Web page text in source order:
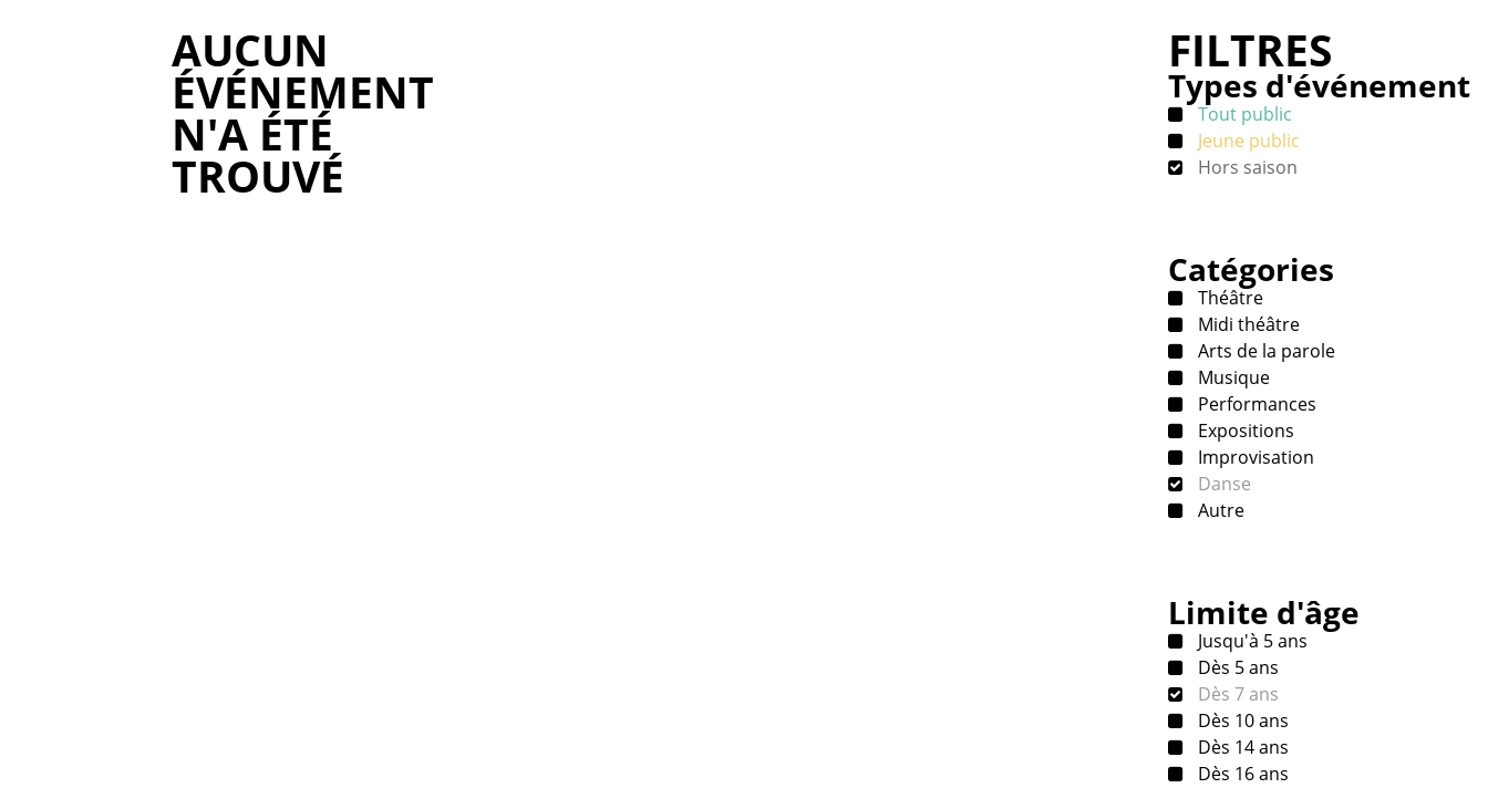
AUCUN
ÉVÉNEMENT
N'A ÉTÉ
TROUVÉ
FILTRES
Types d'événement
Tout public
Jeune public
Hors saison
Catégories
Théâtre
Midi théâtre
Arts de la parole
Musique
Performances
Expositions
Improvisation
Danse
Autre
Limite d'âge
Jusqu'à 5 ans
Dès 5 ans
Dès 7 ans
Dès 10 ans
Dès 14 ans
Dès 16 ans